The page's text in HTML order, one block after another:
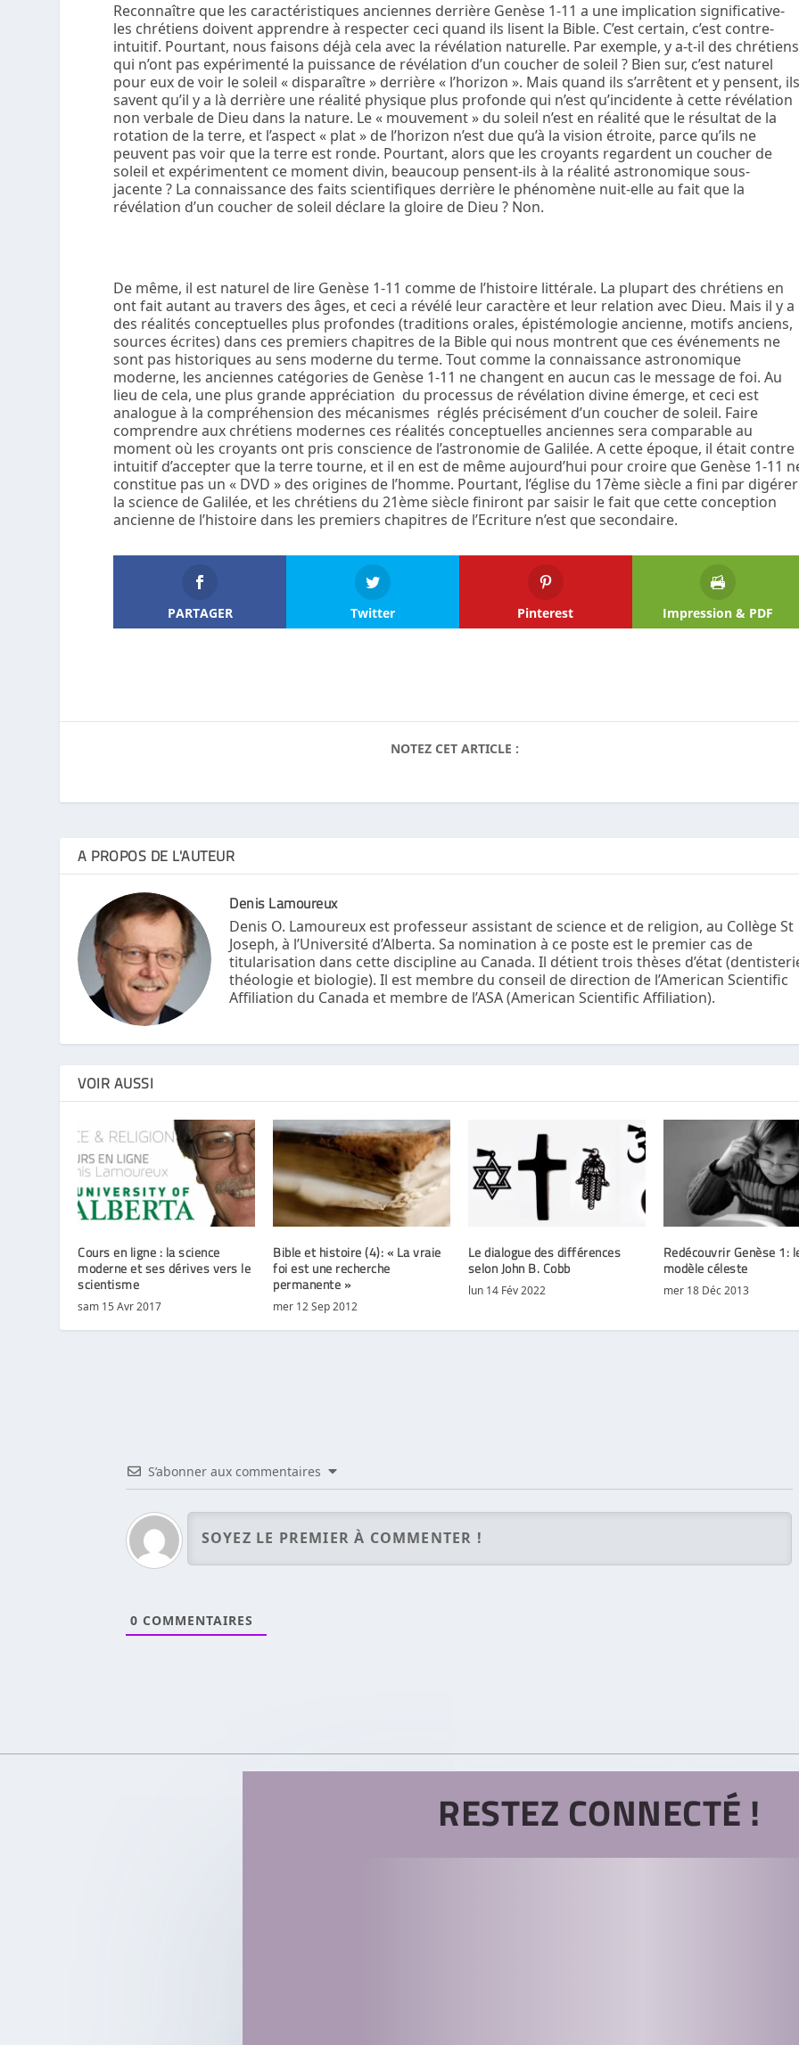
Reconnaître que les caractéristiques anciennes derrière Genèse 1-11 a une implication significative-
les chrétiens doivent apprendre à respecter ceci quand ils lisent la Bible. C’est certain, c’est contre-
intuitif. Pourtant, nous faisons déjà cela avec la révélation naturelle. Par exemple, y a-t-il des chrétiens
qui n’ont pas expérimenté la puissance de révélation d’un coucher de soleil ? Bien sur, c’est naturel
pour eux de voir le soleil « disparaître » derrière « l’horizon ». Mais quand ils s’arrêtent et y pensent,
savent qu’il y a là derrière une réalité physique plus profonde qui n’est qu’incidente à cette révélation
non verbale de Dieu dans la nature. Le « mouvement » du soleil n’est en réalité que le résultat de la
rotation de la terre, et l’aspect « plat » de l’horizon n’est due qu’à la vision étroite, parce qu’ils ne
peuvent pas voir que la terre est ronde. Pourtant, alors que les croyants regardent un coucher de
soleil et expérimentent ce moment divin, beaucoup pensent-ils à la réalité astronomique sous-
jacente ? La connaissance des faits scientifiques derrière le phénomène nuit-elle au fait que la
révélation d’un coucher de soleil déclare la gloire de Dieu ? Non.
De même, il est naturel de lire Genèse 1-11 comme de l’histoire littérale. La plupart des chrétiens en
ont fait autant au travers des âges, et ceci a révélé leur caractère et leur relation avec Dieu. Mais il y a
des réalités conceptuelles plus profondes (traditions orales, épistémologie ancienne, motifs anciens,
sources écrites) dans ces premiers chapitres de la Bible qui nous montrent que ces événements ne
sont pas historiques au sens moderne du terme. Tout comme la connaissance astronomique
moderne, les anciennes catégories de Genèse 1-11 ne changent en aucun cas le message de foi. Au
lieu de cela, une plus grande appréciation du processus de révélation divine émerge, et ceci est
analogue à la compréhension des mécanismes réglés précisément d’un coucher de soleil. Faire
comprendre aux chrétiens modernes ces réalités conceptuelles anciennes sera comparable au
moment où les croyants ont pris conscience de l’astronomie de Galilée. A cette époque, il était contre
intuitif d’accepter que la terre tourne, et il en est de même aujourd’hui pour croire que Genèse 1-11
constitue pas un « DVD » des origines de l’homme. Pourtant, l’église du 17èmesiècle a fini par digérer
la science de Galilée, et les chrétiens du 21èmesiècle finiront par saisir le fait que cette conception
ancienne de l’histoire dans les premiers chapitres de l’Ecriture n’est que secondaire.
PARTAGER Twitter Pinterest Impression & PDF
NOTEZ CET ARTICLE :
A PROPOS DE L'AUTEUR
Denis Lamoureux
Denis O. Lamoureux est professeur assistant de science et de religion, au Collège St
Joseph, à l’Université d’Alberta. Sa nomination à ce poste est le premier cas de
titularisation dans cette discipline au Canada. Il détient trois thèses d’état
théologie et biologie). Il est membre du conseil de direction de l’American Scientific
Affiliation du Canada et membre de l’ASA (American Scientific Affiliation).
VOIR AUSSI
Cours en ligne : la science
moderne et ses dérives vers le
scientisme
sam 15 Avr 2017
Bible et histoire (4): « La vraie
foi est une recherche
permanente »
mer 12 Sep 2012
Le dialogue des différences
selon John B. Cobb
lun 14 Fév 2022
Redécouvrir Genèse 1:
modèle céleste
mer 18 Déc 2013
S’abonner aux commentaires
0 COMMENTAIRES
RESTEZ CONNECTÉ !